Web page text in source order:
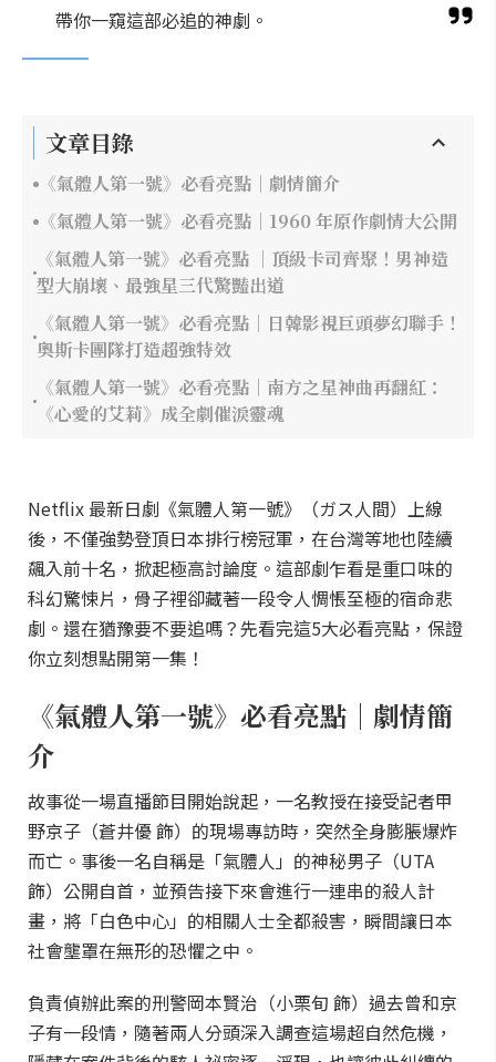
帶你一窺這部必追的神劇。
文章目錄
《氣體人第一號》必看亮點｜劇情簡介
《氣體人第一號》必看亮點｜1960 年原作劇情大公開
《氣體人第一號》必看亮點 ｜頂級卡司齊聚！男神造
型大崩壞、最強星三代驚豔出道
《氣體人第一號》必看亮點｜日韓影視巨頭夢幻聯手！
奧斯卡團隊打造超強特效
《氣體人第一號》必看亮點｜南方之星神曲再翻紅：
《心愛的艾莉》成全劇催淚靈魂
Netflix 最新日劇《氣體人第一號》（ガス人間）上線
後，不僅強勢登頂日本排行榜冠軍，在台灣等地也陸續
飆入前十名，掀起極高討論度。這部劇乍看是重口味的
科幻驚悚片，骨子裡卻藏著一段令人惆悵至極的宿命悲
劇。還在猶豫要不要追嗎？先看完這5大必看亮點，保證
你立刻想點開第一集！
《氣體人第一號》必看亮點｜劇情簡
介
故事從一場直播節目開始說起，一名教授在接受記者甲
野京子（蒼井優 飾）的現場專訪時，突然全身膨脹爆炸
而亡。事後一名自稱是「氣體人」的神秘男子（UTA
飾）公開自首，並預告接下來會進行一連串的殺人計
畫，將「白色中心」的相關人士全都殺害，瞬間讓日本
社會壟罩在無形的恐懼之中。
負責偵辦此案的刑警岡本賢治（小栗旬 飾）過去曾和京
子有一段情，隨著兩人分頭深入調查這場超自然危機，